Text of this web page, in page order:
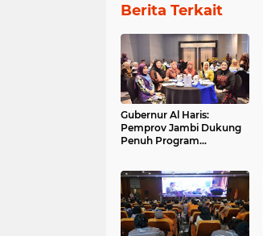
Berita Terkait
Gubernur Al Haris:
Pemprov Jambi Dukung
Penuh Program
Berkualitas dan Merata